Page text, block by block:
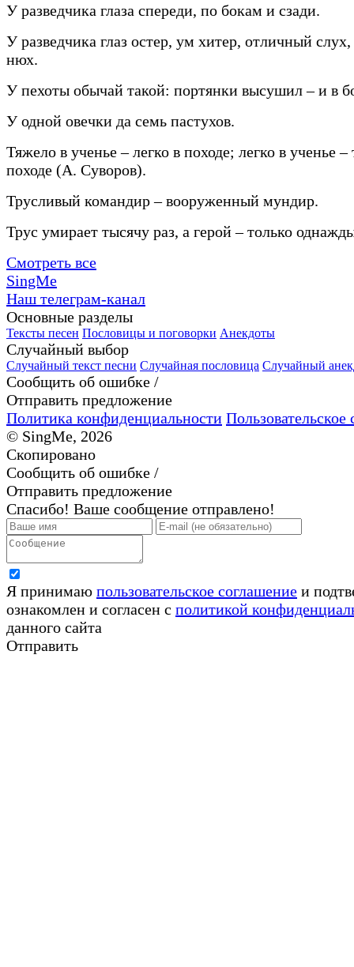
У разведчика глаза спереди, по бокам и сзади.
У разведчика глаз остер, ум хитер, отличный
нюх.
У пехоты обычай такой: портянки высушил – и в
У одной овечки да семь пастухов.
Тяжело в ученье – легко в походе; легко в ученье –
походе (А. Суворов).
Трусливый командир – вооруженный мундир.
Трус умирает тысячу раз, а герой – только
Смотреть все
SingMe
Наш телеграм-канал
Основные разделы
Тексты песен Пословицы и поговорки Анекдоты
Случайный выбор
Случайный текст песни Случайная пословица Случайный
Сообщить об ошибке /
Отправить предложение
Политика конфиденциальности Пользовательское
© SingMe, 2026
Скопировано
Сообщить об ошибке /
Отправить предложение
Спасибо! Ваше сообщение отправлено!
Я принимаю пользовательское соглашение и
ознакомлен и согласен с политикой
данного сайта
Отправить